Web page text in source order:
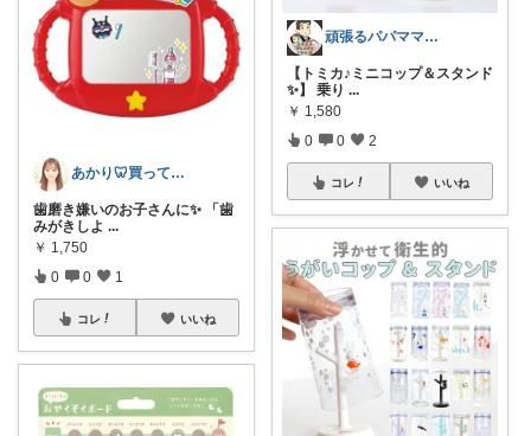
あかり🦷買ってよかったもの
歯磨き嫌いのお子さんに✨ 「歯
みがきしよ ...
￥ 1,750
0 0 1
コレ いいね
頑張るパパママ応援隊@育児・子供用品紹介
【トミカ♪ミニコップ＆スタンド
✨】 乗り ...
￥ 1,580
0 0 2
コレ いいね